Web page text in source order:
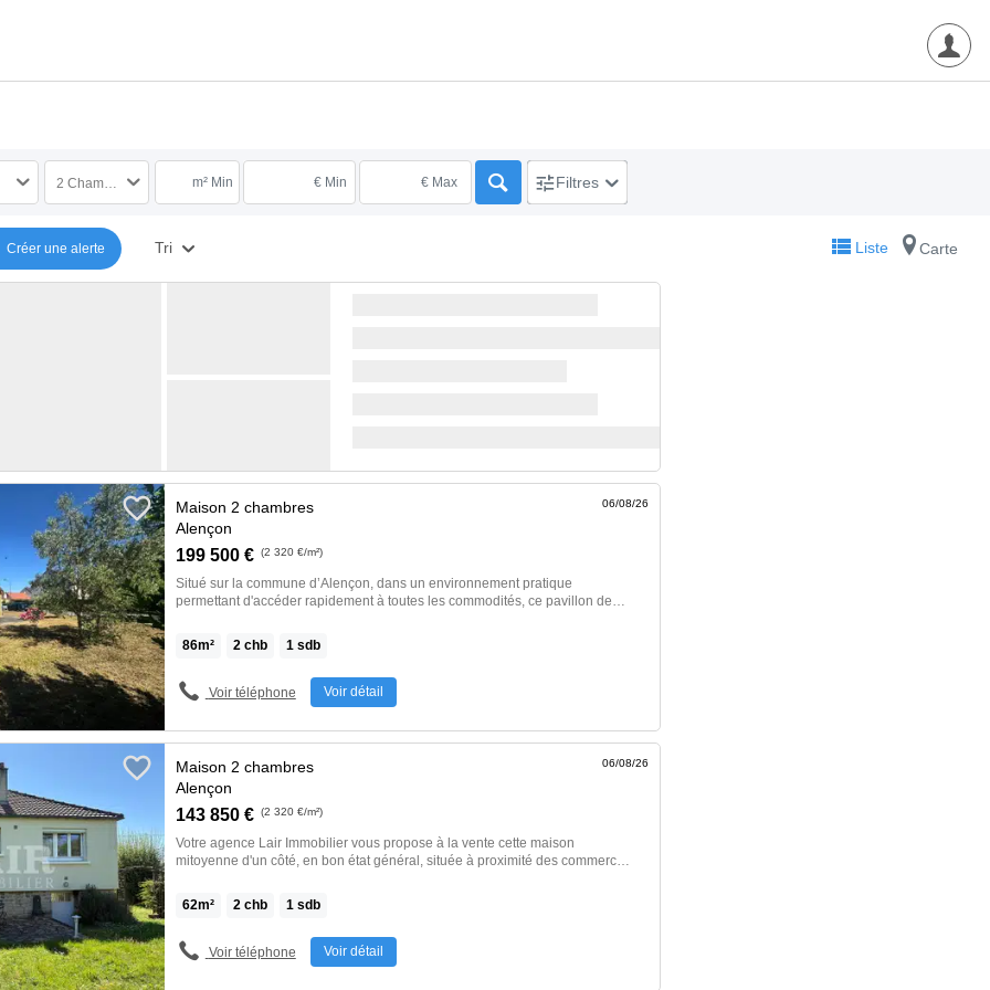
2 Chambres m² Min € Min € Max Filtres
Créer une alerte Tri Liste Carte
199 500 € (2 320 €/m²)
Maison 2 chambres
Alençon
Situé sur la commune d’Alençon, dans un environnement pratique
permettant d'accéder rapidement à toutes les commodités, ce pavillon de
se compose d'une entrée avec placard de rangement, d'une agréable pièce
de vie traversante, baignée de lumière grâce à ses deux baies vitrées, avec
comprend deux chambres, une salle d'eau moderne et un WC indépendant.
Côté pratique, une buanderie / arrière-cuisine communique directement
profiterez d'un jardin […] Voir l’annonce immobilière >>
86m² 2chb 1sdb
06/08/26
Voir téléphone Voir détail
143 850 € (2 320 €/m²)
Maison 2 chambres
Alençon
Votre agence Lair Immobilier vous propose à la vente cette maison
mitoyenne d'un côté, en bon état général, située à proximité des commerces,
aménagé avec une cuisine d'été, chaufferie et buanderie, une belle pièce
servant de chambre. Au 1er étage, elle offre: Une entrée, un dégagement,
chambres. Agréable jardin clos et arboré avec une belle dépendance type
chalet. Pour plus de renseignements, […] Voir l’annonce immobilière >>
62m² 2chb 1sdb
06/08/26
Voir téléphone Voir détail